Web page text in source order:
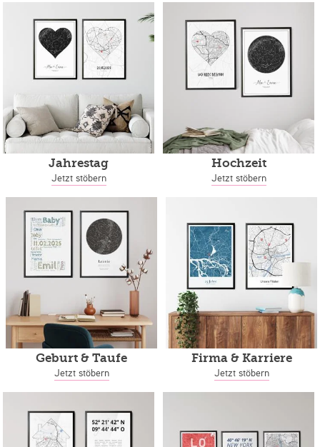
Jahrestag
Jetzt stöbern
Hochzeit
Jetzt stöbern
Geburt & Taufe
Jetzt stöbern
Firma & Karriere
Jetzt stöbern